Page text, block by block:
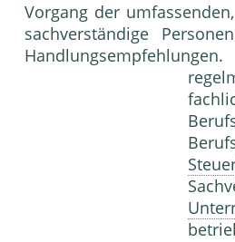
Vorgang der
sachverständige